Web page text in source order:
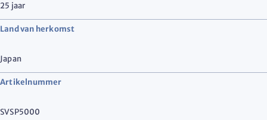
25 jaar
Land van herkomst
Japan
Artikelnummer
SVSP5000